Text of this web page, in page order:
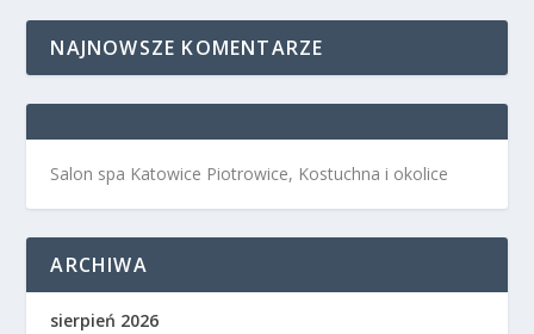
NAJNOWSZE KOMENTARZE
Salon spa Katowice Piotrowice, Kostuchna i okolice
ARCHIWA
sierpień 2026